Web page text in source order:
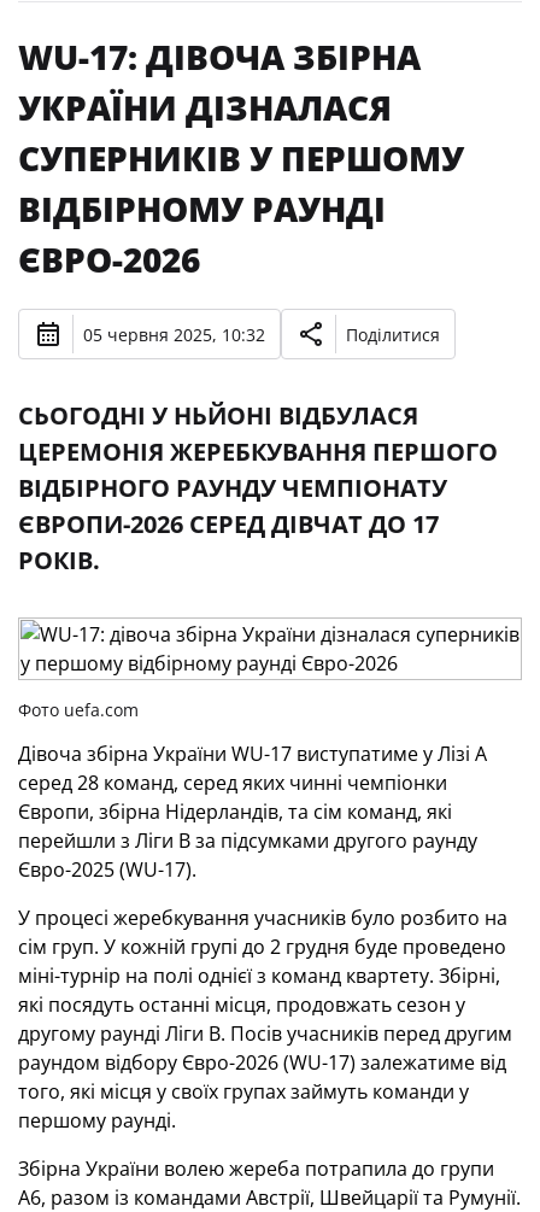
WU-17: ДІВОЧА ЗБІРНА
УКРАЇНИ ДІЗНАЛАСЯ
СУПЕРНИКІВ У ПЕРШОМУ
ВІДБІРНОМУ РАУНДІ
ЄВРО-2026
05 червня 2025, 10:32 Поділитися
СЬОГОДНІ У НЬЙОНІ ВІДБУЛАСЯ
ЦЕРЕМОНІЯ ЖЕРЕБКУВАННЯ ПЕРШОГО
ВІДБІРНОГО РАУНДУ ЧЕМПІОНАТУ
ЄВРОПИ-2026 СЕРЕД ДІВЧАТ ДО 17
РОКІВ.
Фото uefa.com
Дівоча збірна України WU-17 виступатиме у Лізі А
серед 28 команд, серед яких чинні чемпіонки
Європи, збірна Нідерландів, та сім команд, які
перейшли з Ліги B за підсумками другого раунду
Євро-2025 (WU-17).
У процесі жеребкування учасників було розбито на
сім груп. У кожній групі до 2 грудня буде проведено
міні-турнір на полі однієї з команд квартету. Збірні,
які посядуть останні місця, продовжать сезон у
другому раунді Ліги В. Посів учасників перед другим
раундом відбору Євро-2026 (WU-17) залежатиме від
того, які місця у своїх групах займуть команди у
першому раунді.
Збірна України волею жереба потрапила до групи
А6, разом із командами Австрії, Швейцарії та Румунії.